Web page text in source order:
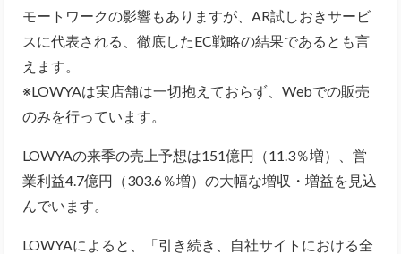
モートワークの影響もありますが、AR試しおきサービ
スに代表される、徹底したEC戦略の結果であるとも言
えます。
※LOWYAは実店舗は一切抱えておらず、Webでの販売
のみを行っています。
LOWYAの来季の売上予想は151億円（11.3％増）、営
業利益4.7億円（303.6％増）の大幅な増収・増益を見込
んでいます。
LOWYAによると、「引き続き、自社サイトにおける全